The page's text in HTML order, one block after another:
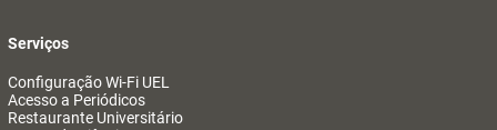
Serviços
Configuração Wi-Fi UEL
Acesso a Periódicos
Restaurante Universitário